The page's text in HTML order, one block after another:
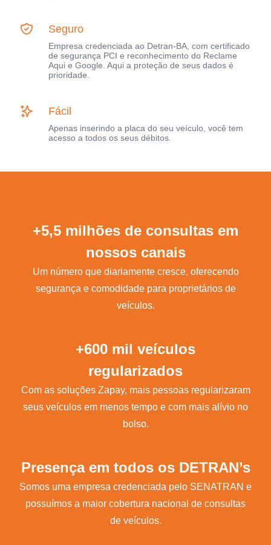
Seguro
Empresa credenciada ao Detran-BA, com certificado
de segurança PCI e reconhecimento do Reclame
Aqui e Google. Aqui a proteção de seus dados é
prioridade.
Fácil
Apenas inserindo a placa do seu veículo, você tem
acesso a todos os seus débitos.
+5,5 milhões de consultas em
nossos canais
Um número que diariamente cresce, oferecendo
segurança e comodidade para proprietários de
veículos.
+600 mil veículos
regularizados
Com as soluções Zapay, mais pessoas regularizaram
seus veículos em menos tempo e com mais alívio no
bolso.
Presença em todos os DETRAN’s
Somos uma empresa credenciada pelo SENATRAN e
possuímos a maior cobertura nacional de consultas
de veículos.